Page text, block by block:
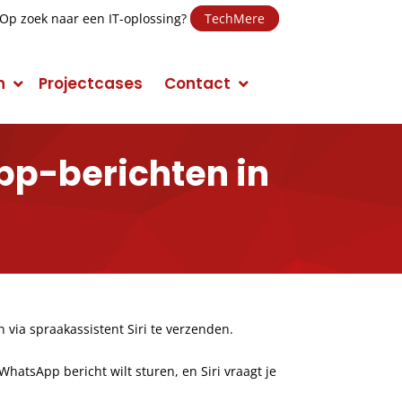
Op zoek naar een IT-oplossing? TechMere
E-mail Marketing
Display Advertising
Campagnes
Projectcases Contact
berichten in
spraakassistent Siri te verzenden.
bericht wilt sturen, en Siri vraagt je